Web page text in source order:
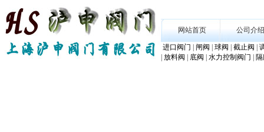
网站首页 公司介绍
进口阀门 闸阀 球阀 截止阀
放料阀 底阀 水力控制阀门